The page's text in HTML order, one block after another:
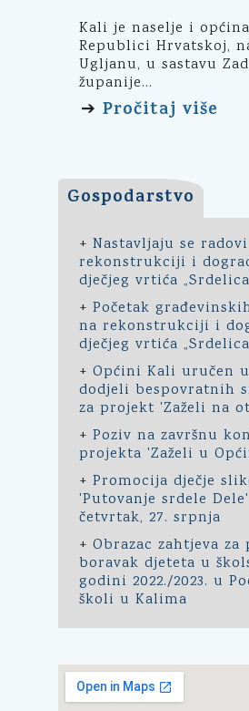
Kali je naselje i
Republici Hrvatskoj,
Ugljanu, u sastavu
županije...
➔ Pročitaj više
Gospodarstvo
+ Nastavljaju se
rekonstrukciji i
dječjeg vrtića
+ Početak
na rekonstrukciji i
dječjeg vrtića
+ Općini Kali uručen
dodjeli bespovratnih
za projekt 'Zaželi na
+ Poziv na završnu
projekta 'Zaželi u
+ Promocija dječje
'Putovanje srdele
četvrtak, 27. srpnja
+ Obrazac zahtjeva za
boravak djeteta u
godini 2022./2023. u
školi u Kalima